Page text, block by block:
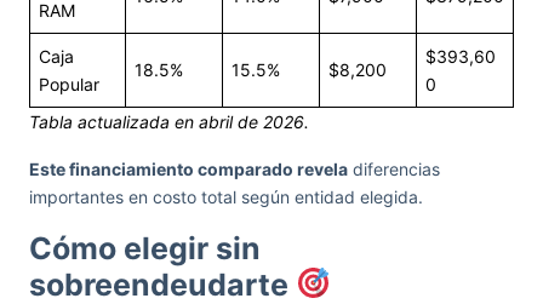
RAM
Caja
Popular
18.5% 15.5% $8,200
$393,60
0
Tabla actualizada en abril de 2026.
Este financiamiento comparado revela diferencias
importantes en costo total según entidad elegida.
Cómo elegir sin
sobreendeudarte